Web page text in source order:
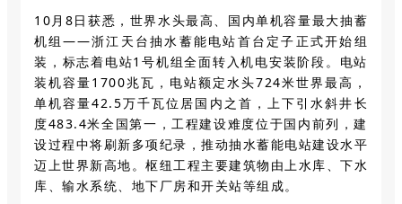
10月8日获悉，世界水头最高、国内单机容量最大抽蓄
机组——浙江天台抽水蓄能电站首台定子正式开始组
装，标志着电站1号机组全面转入机电安装阶段。电站
装机容量1700兆瓦，电站额定水头724米世界最高，
单机容量42.5万千瓦位居国内之首，上下引水斜井长
度483.4米全国第一，工程建设难度位于国内前列，建
设过程中将刷新多项纪录，推动抽水蓄能电站建设水平
迈上世界新高地。枢纽工程主要建筑物由上水库、下水
库、输水系统、地下厂房和开关站等组成。